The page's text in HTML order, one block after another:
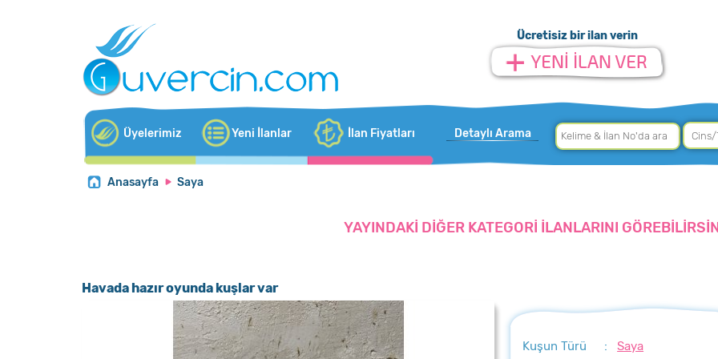
Ücretisiz bir ilan verin
Üyelerimiz Yeni İlanlar İlan Fiyatları Detaylı Arama
Anasayfa Saya
YAYINDAKİ DİĞER KATEGORİ İLANLARINI
Havada hazır oyunda kuşlar var
Kuşun Türü :Saya